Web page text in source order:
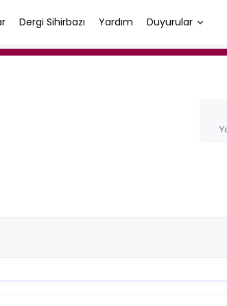
Dergi Sihirbazı Yardım Duyurular